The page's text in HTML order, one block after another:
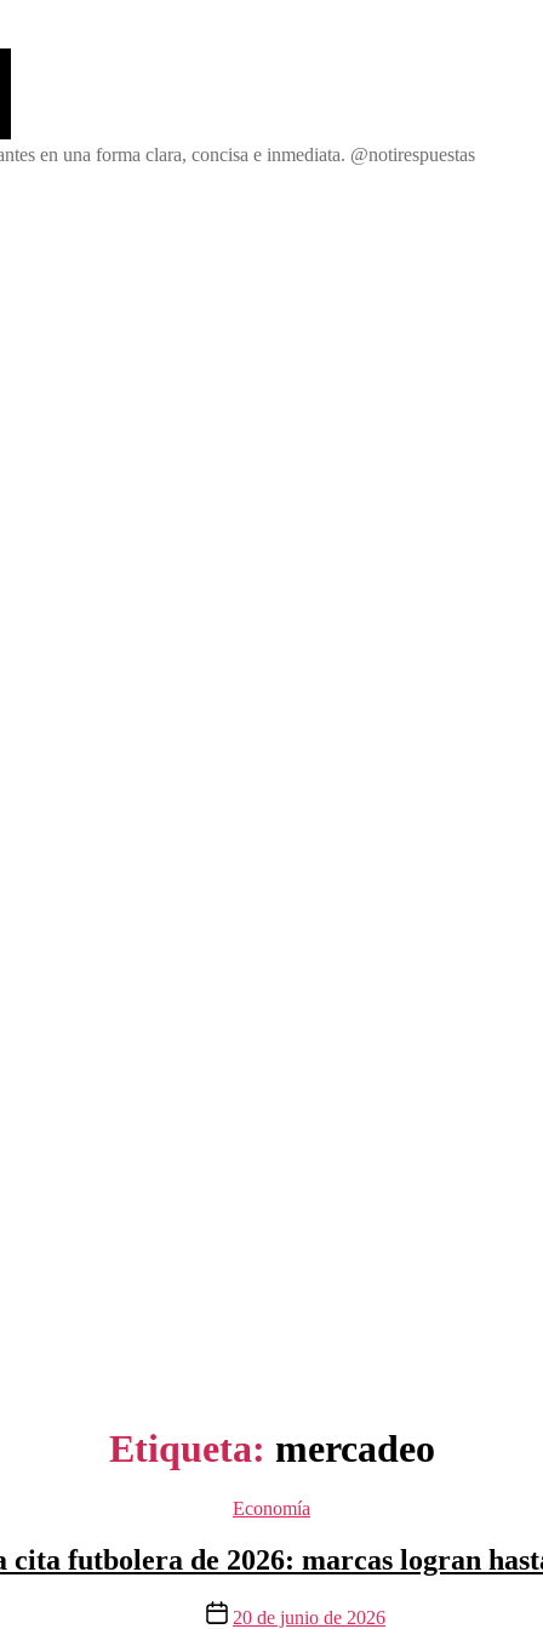
en una forma clara, concisa e inmediata. @notirespuestas
Etiqueta: mercadeo
Categorías
Economía
futbolera de 2026: marcas logran
Fecha20 de junio de 2026